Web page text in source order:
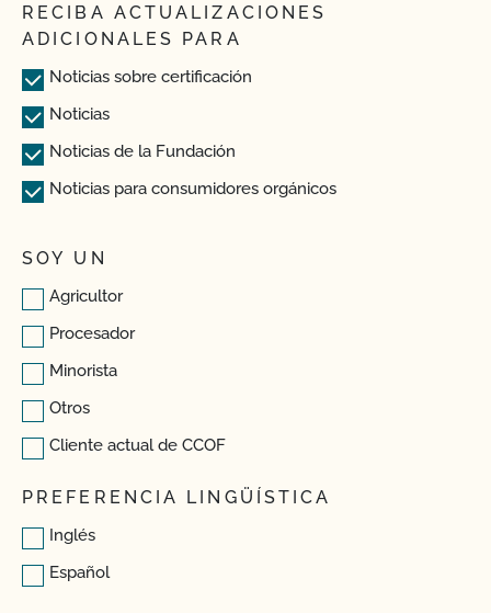
RECIBA ACTUALIZACIONES
ADICIONALES PARA
Noticias sobre certificación
Noticias
Noticias de la Fundación
Noticias para consumidores orgánicos
SOY UN
Agricultor
Procesador
Minorista
Otros
Cliente actual de CCOF
PREFERENCIA LINGÜÍSTICA
Inglés
Español